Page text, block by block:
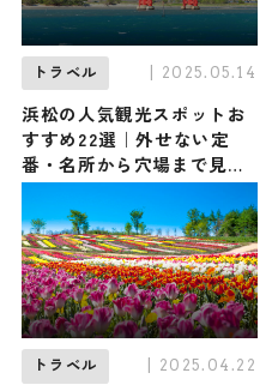
トラベル | 2025.05.14
浜松の人気観光スポットお
すすめ22選｜外せない定
番・名所から穴場まで見ど
ころ満載の観光地を紹介
トラベル | 2025.04.22